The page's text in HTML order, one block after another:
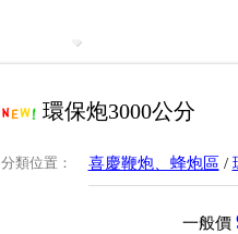
環保炮3000公分
分類位置 ： 喜慶鞭炮、蜂炮區 /
一般價